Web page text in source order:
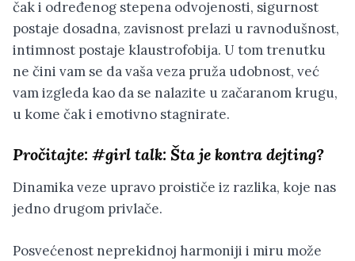
čak i određenog stepena odvojenosti, sigurnost
postaje dosadna, zavisnost prelazi u ravnodušnost,
intimnost postaje klaustrofobija. U tom trenutku
ne čini vam se da vaša veza pruža udobnost, već
vam izgleda kao da se nalazite u začaranom krugu,
u kome čak i emotivno stagnirate.
Pročitajte: #girl talk: Šta je kontra dejting?
Dinamika veze upravo proističe iz razlika, koje nas
jedno drugom privlače.
Posvećenost neprekidnoj harmoniji i miru može